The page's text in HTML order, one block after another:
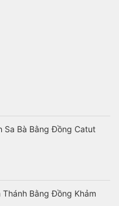
Sa Bà Bằng Đồng Catut
Thánh Bằng Đồng Khảm